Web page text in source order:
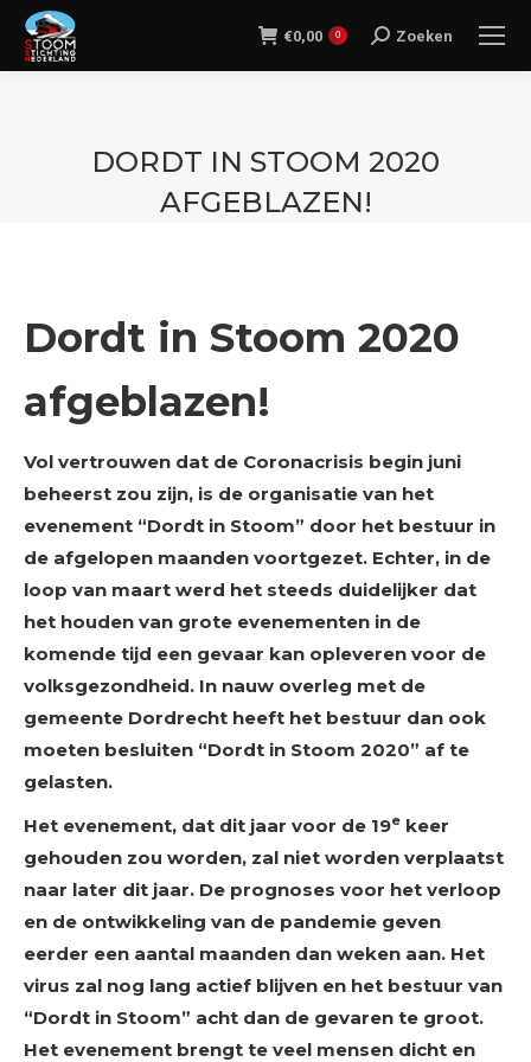
€0,00 0 Search:
Zoeken
DORDT IN STOOM 2020
AFGEBLAZEN!
Dordt in Stoom 2020
afgeblazen!
Vol vertrouwen dat de Coronacrisis begin juni
beheerst zou zijn, is de organisatie van het
evenement “Dordt in Stoom” door het bestuur in
de afgelopen maanden voortgezet. Echter, in de
loop van maart werd het steeds duidelijker dat
het houden van grote evenementen in de
komende tijd een gevaar kan opleveren voor de
volksgezondheid. In nauw overleg met de
gemeente Dordrecht heeft het bestuur dan ook
moeten besluiten “Dordt in Stoom 2020” af te
gelasten.
Het evenement, dat dit jaar voor de 19e keer
gehouden zou worden, zal niet worden verplaatst
naar later dit jaar. De prognoses voor het verloop
en de ontwikkeling van de pandemie geven
eerder een aantal maanden dan weken aan. Het
virus zal nog lang actief blijven en het bestuur van
“Dordt in Stoom” acht dan de gevaren te groot.
Het evenement brengt te veel mensen dicht en